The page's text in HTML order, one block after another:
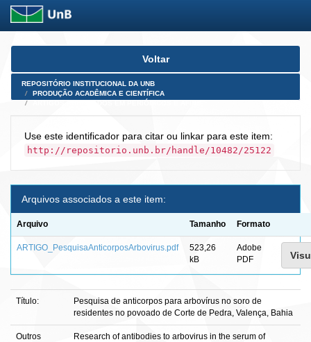
Skip
Voltar
REPOSITÓRIO INSTITUCIONAL DA UNB
PRODUÇÃO ACADÊMICA E CIENTÍFICA
Use este identificador para citar ou linkar para este item:
http://repositorio.unb.br/handle/10482/25122
Arquivos associados a este item:
Arquivo Tamanho Formato
ARTIGO_PesquisaAnticorposArbovirus.pdf
523,26
kB
Adobe
PDF
Título:
Pesquisa de anticorpos para arbovírus no soro de
residentes no povoado de Corte de Pedra, Valença, Bahia
Outros
Research of antibodies to arbovirus in the serum of